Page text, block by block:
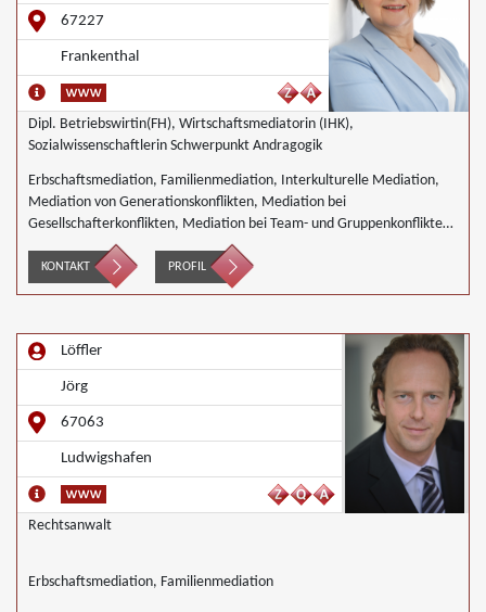
67227
Frankenthal
Dipl. Betriebswirtin(FH), Wirtschaftsmediatorin (IHK),
Sozialwissenschaftlerin Schwerpunkt Andragogik
Erbschaftsmediation, Familienmediation, Interkulturelle Mediation,
Mediation von Generationskonflikten, Mediation bei
Gesellschafterkonflikten, Mediation bei Team- und Gruppenkonflikten,
Mediation von Unternehmensnachfolgen, Schulmediation,
Wirtschaftsmediation
KONTAKT PROFIL
Löffler
Jörg
67063
Ludwigshafen
Rechtsanwalt
Erbschaftsmediation, Familienmediation